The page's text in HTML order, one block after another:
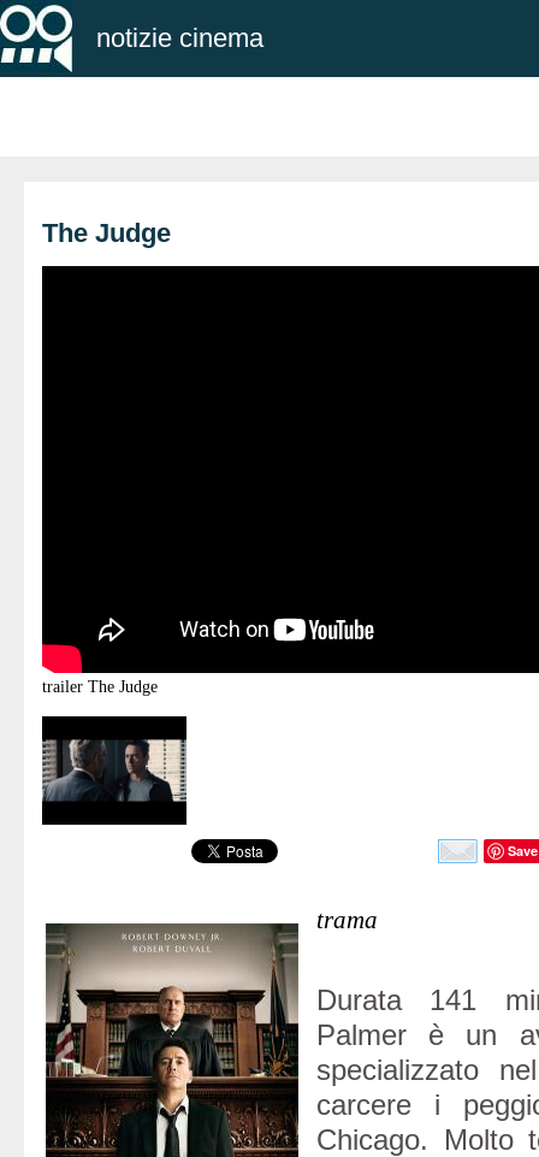
notizie cinema
The Judge
trailer The Judge
Save
trama
Durata 141
Palmer è un
specializzato
carcere i
Chicago. Molto